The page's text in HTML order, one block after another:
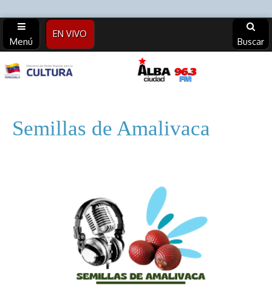
Menú
EN VIVO
Buscar
Alba
Ciudad
96.3 FM
Semillas de Amalivaca